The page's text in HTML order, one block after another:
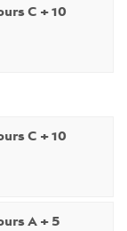
C + 10
C + 10
A + 5